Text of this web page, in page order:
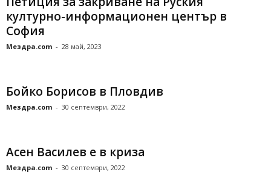
културно-информационен център в
София
Мездра.com - 28 май, 2023
Бойко Борисов в Пловдив
Мездра.com - 30 септември, 2022
Асен Василев е в криза
Мездра.com - 30 септември, 2022